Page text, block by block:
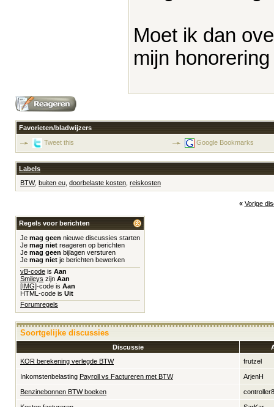
Moet ik dan
mijn
Favorieten/bladwijzers
Tweet this
Google Bookmarks
Labels
BTW, buiten eu doorbelaste kosten reiskosten
« Vorige
Regels voor berichten
Je mag geen nieuwe discussies starten
Je mag niet reageren op berichten
Je mag geen bijlagen versturen
Je mag niet je berichten bewerken
vB-code is Aan
Smileys zijn Aan
[IMG]-code is Aan
HTML-code is Uit
Forumregels
Soortgelijke discussies
Discussie
KOR berekening verlegde BTW
frutzel
Inkomstenbelasting Payroll vs Factureren met BTW ArjenH
Benzinebonnen BTW boeken